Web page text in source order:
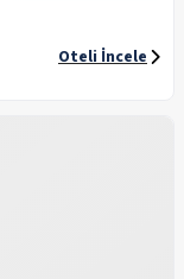
Oteli İncele